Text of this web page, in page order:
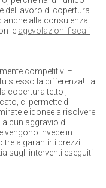
del lavoro di copertura
anche alla consulenza
le agevolazioni fiscali
competitivi =
stesso la differenza! La
copertura tetto
ci permette di
e idonee a risolvere
alcun aggravio di
vengono invece in
a garantirti prezzi
sugli interventi eseguiti